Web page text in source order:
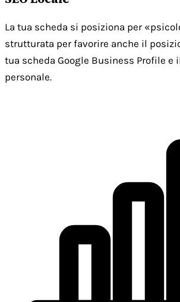
La tua scheda si posiziona per
strutturata per favorire anche il
tua scheda Google Business Profile e
personale.